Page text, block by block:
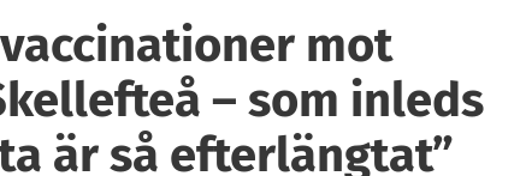
mot
– som inleds
är så efterlängtat”